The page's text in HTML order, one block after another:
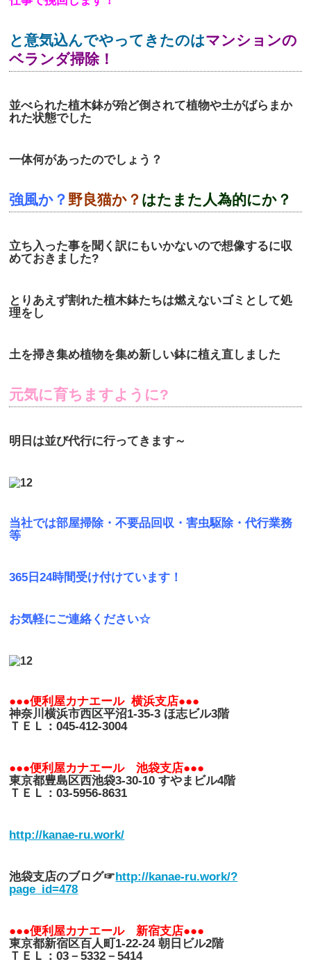
と意気込んでやってきたのはマンションの
ベランダ掃除！
並べられた植木鉢が殆ど倒されて植物や土がばらまか
れた状態でした
一体何があったのでしょう？
強風か？野良猫か？ はたまた人為的にか？
立ち入った事を聞く訳にもいかないので想像するに収
めておきました?
とりあえず割れた植木鉢たちは燃えないゴミとして処
理をし
土を掃き集め植物を集め新しい鉢に植え直しました
元気に育ちますように?
明日は並び代行に行ってきます～
当社では部屋掃除・不要品回収・害虫駆除・代行業務
等
365日24時間受け付けています！
お気軽にご連絡ください☆
●●●便利屋カナエール 横浜支店●●●
神奈川横浜市西区平沼1-35-3 ほ志ビル3階
ＴＥＬ：045-412-3004
●●●便利屋カナエール 池袋支店●●●
東京都豊島区西池袋3-30-10 すやまビル4階
ＴＥＬ：03-5956-8631
http://kanae-ru.work/
池袋支店のブログ☞http://kanae-ru.work/?
page _id=478
●●●便利屋カナエール 新宿支店●●●
東京都新宿区百人町1-22-24 朝日ビル2階
ＴＥＬ：03－5332－5414